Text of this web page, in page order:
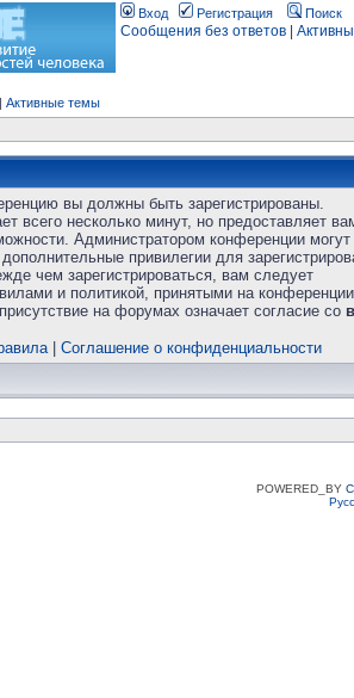
Вход Регистрация Поиск
Сообщения без ответов
| Активные темы
вы должны быть зарегистрированы.
всего несколько минут, но предоставляет
Администратором конференции
привилегии для
чем зарегистрироваться, вам следует
и политикой, принятыми на
на форумах означает согласие со
| Соглашение о конфиденциальности
POWERED_BY